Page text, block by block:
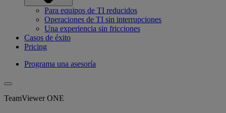
Para equipos de TI reducidos
Operaciones de TI sin interrupciones
Una experiencia sin fricciones
Casos de éxito
Pricing
Programa una asesoría
TeamViewer ONE